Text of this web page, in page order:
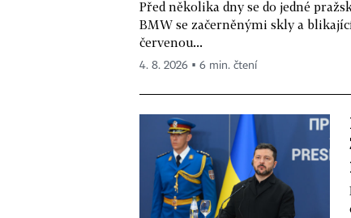
Před několika dny se do jedné
BMW se začerněnými skly a
červenou...
4. 8. 2026 ▪ 6 min. čtení